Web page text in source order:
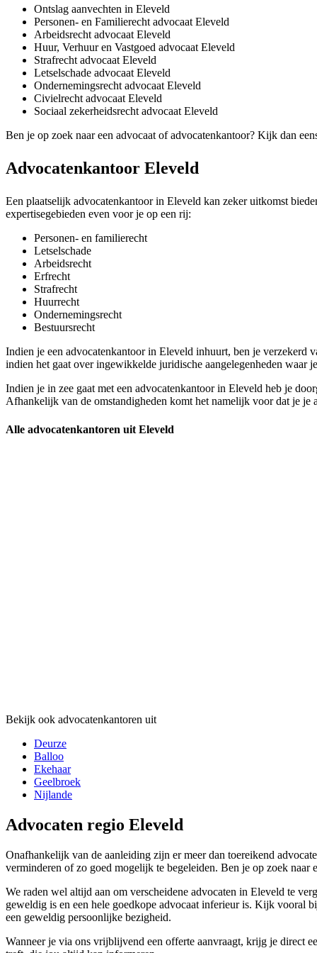
Ontslag aanvechten in Eleveld
Personen- en Familierecht advocaat Eleveld
Arbeidsrecht advocaat Eleveld
Huur, Verhuur en Vastgoed advocaat Eleveld
Strafrecht advocaat Eleveld
Letselschade advocaat Eleveld
Ondernemingsrecht advocaat Eleveld
Civielrecht advocaat Eleveld
Sociaal zekerheidsrecht advocaat Eleveld
Ben je op zoek naar een advocaat of advocatenkantoor? Kijk dan
Advocatenkantoor Eleveld
Een plaatselijk advocatenkantoor in Eleveld kan zeker uitkomst
expertisegebieden even voor je op een rij:
Personen- en familierecht
Letselschade
Arbeidsrecht
Erfrecht
Strafrecht
Huurrecht
Ondernemingsrecht
Bestuursrecht
Indien je een advocatenkantoor in Eleveld inhuurt, ben je
indien het gaat over ingewikkelde juridische aangelegenheden waar
Indien je in zee gaat met een advocatenkantoor in Eleveld heb je
Afhankelijk van de omstandigheden komt het namelijk voor dat je
Alle advocatenkantoren uit Eleveld
Bekijk ook advocatenkantoren uit
Deurze
Balloo
Ekehaar
Geelbroek
Nijlande
Advocaten regio Eleveld
Onafhankelijk van de aanleiding zijn er meer dan toereikend
verminderen of zo goed mogelijk te begeleiden. Ben je op zoek
We raden wel altijd aan om verscheidene advocaten in Eleveld te
geweldig is en een hele goedkope advocaat inferieur is. Kijk vooral
een geweldig persoonlijke bezigheid.
Wanneer je via ons vrijblijvend een offerte aanvraagt, krijg je direct